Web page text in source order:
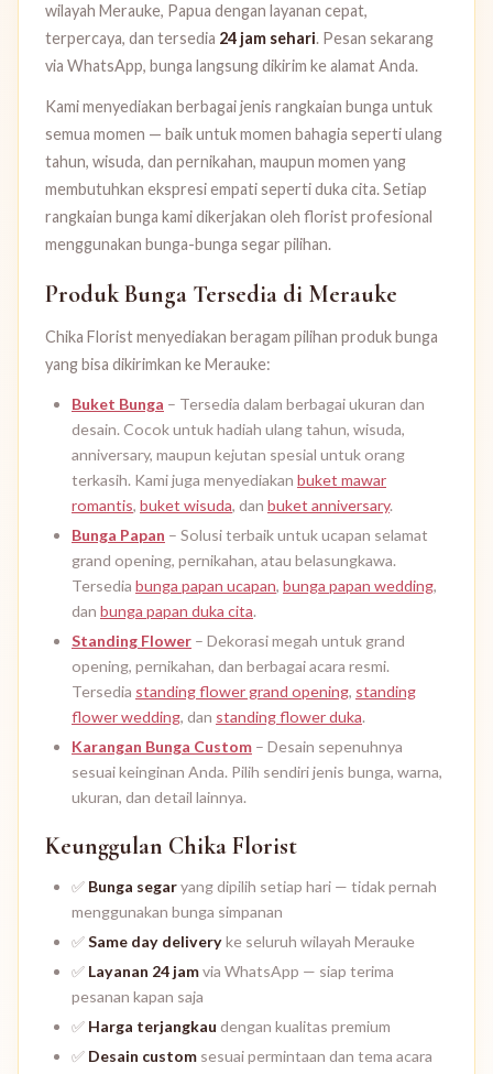
wilayah Merauke, Papua dengan layanan cepat,
terpercaya, dan tersedia 24 jam sehari. Pesan sekarang
via WhatsApp, bunga langsung dikirim ke alamat Anda.
Kami menyediakan berbagai jenis rangkaian bunga untuk
semua momen — baik untuk momen bahagia seperti ulang
tahun, wisuda, dan pernikahan, maupun momen yang
membutuhkan ekspresi empati seperti duka cita. Setiap
rangkaian bunga kami dikerjakan oleh florist profesional
menggunakan bunga-bunga segar pilihan.
Produk Bunga Tersedia di Merauke
Chika Florist menyediakan beragam pilihan produk bunga
yang bisa dikirimkan ke Merauke:
Buket Bunga – Tersedia dalam berbagai ukuran dan
desain. Cocok untuk hadiah ulang tahun, wisuda,
anniversary, maupun kejutan spesial untuk orang
terkasih. Kami juga menyediakan buket mawar
romantis, buket wisuda, dan buket anniversary.
Bunga Papan – Solusi terbaik untuk ucapan selamat
grand opening, pernikahan, atau belasungkawa.
Tersedia bunga papan ucapan, bunga papan wedding,
dan bunga papan duka cita.
Standing Flower – Dekorasi megah untuk grand
opening, pernikahan, dan berbagai acara resmi.
Tersedia standing flower grand opening, standing
flower wedding, dan standing flower duka.
Karangan Bunga Custom – Desain sepenuhnya
sesuai keinginan Anda. Pilih sendiri jenis bunga, warna,
ukuran, dan detail lainnya.
Keunggulan Chika Florist
✅ Bunga segaryang dipilih setiap hari — tidak pernah
menggunakan bunga simpanan
✅Same day deliveryke seluruh wilayah Merauke
✅ Layanan 24 jamvia WhatsApp — siap terima
pesanan kapan saja
✅ Harga terjangkau dengan kualitas premium
✅ Desain custom sesuai permintaan dan tema acara